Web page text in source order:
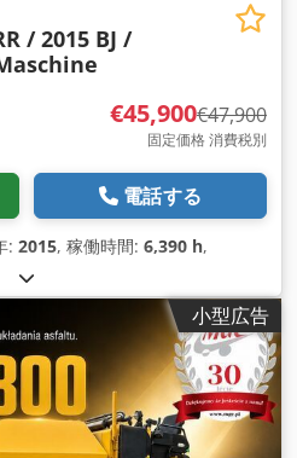
/ 2015 BJ /
€45,900€47,900
固定価格 消費税別
電話する
: 2015, 稼働時間: 6,390 h,
小型広告